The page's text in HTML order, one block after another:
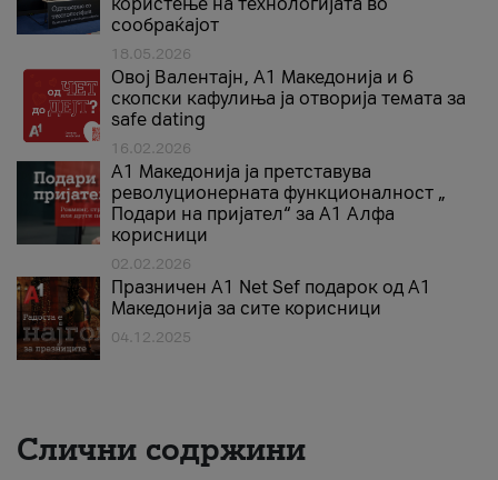
користење на технологијата во
сообраќајот
18.05.2026
Овој Валентајн, A1 Македонија и 6
скопски кафулиња ја отворија темата за
safe dating
16.02.2026
А1 Македонија ја претставува
револуционерната функционалност „
Подари на пријател“ за А1 Алфа
корисници
02.02.2026
Празничен A1 Net Sеf подарок од А1
Македонија за сите корисници
04.12.2025
Слични содржини